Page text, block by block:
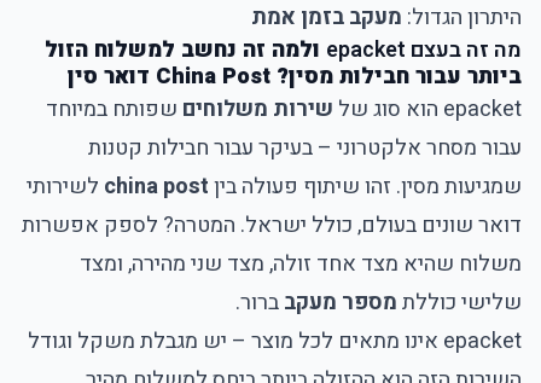
היתרון הגדול: מעקב בזמן אמת
מה זה בעצם epacket
ולמה זה נחשב למשלוח הזול
ביותר עבור חבילות מסין? China Post דואר סין
epacket הוא סוג של
שירות משלוחים שפותח במיוחד
עבור מסחר אלקטרוני – בעיקר עבור חבילות קטנות
שמגיעות מסין. זהו שיתוף פעולה ביןchina post לשירותי
דואר שונים בעולם, כולל ישראל. המטרה? לספק אפשרות
משלוח שהיא מצד אחד זולה, מצד שני מהירה, ומצד
שלישי כוללתמספר מעקבברור.
epacket אינו מתאים לכל מוצר – יש מגבלת משקל וגודל